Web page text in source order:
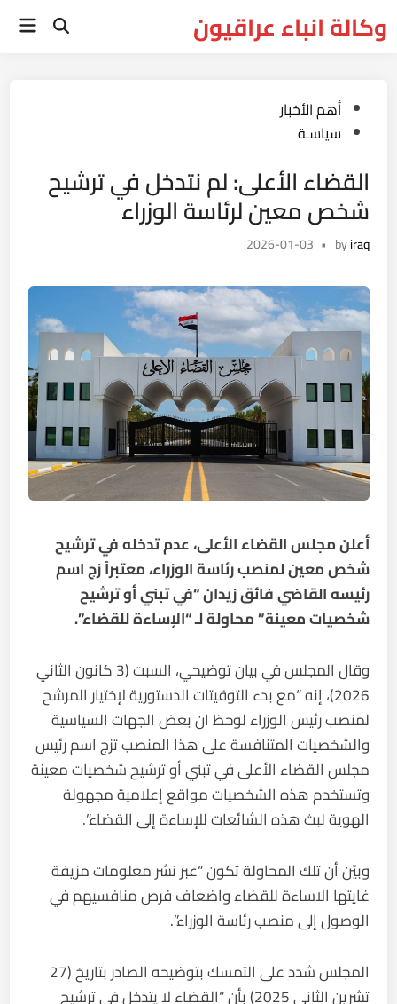
toوكالة انباء عراقيون Open
Posted
in
أهم الأخبار
سياسـة
القضاء الأعلى: لم نتدخل في ترشيح
شخص معين لرئاسة الوزراء
byiraq
•
2026-01-03
أعلن مجلس القضاء الأعلى، عدم تدخله في ترشيح
شخص معين لمنصب رئاسة الوزراء، معتبراً زج اسم
رئيسه القاضي فائق زيدان “في تبني أو ترشيح
شخصيات معينة” محاولة لـ “الإساءة للقضاء”.
وقال المجلس في بيان توضيحي، السبت (3 كانون الثاني
2026)، إنه “مع بدء التوقيتات الدستورية لإختيار المرشح
لمنصب رئيس الوزراء لوحظ ان بعض الجهات السياسية
والشخصيات المتنافسة على هذا المنصب تزج اسم رئيس
مجلس القضاء الأعلى في تبني أو ترشيح شخصيات معينة
وتستخدم هذه الشخصيات مواقع إعلامية مجهولة
الهوية لبث هذه الشائعات للإساءة إلى القضاء”.
وبيّن أن تلك المحاولة تكون “عبر نشر معلومات مزيفة
غايتها الاساءة للقضاء واضعاف فرص منافسيهم في
الوصول إلى منصب رئاسة الوزراء”.
المجلس شدد على التمسك بتوضيحه الصادر بتاريخ (27
تشرين الثاني 2025) بأن “القضاء لا يتدخل في ترشيح